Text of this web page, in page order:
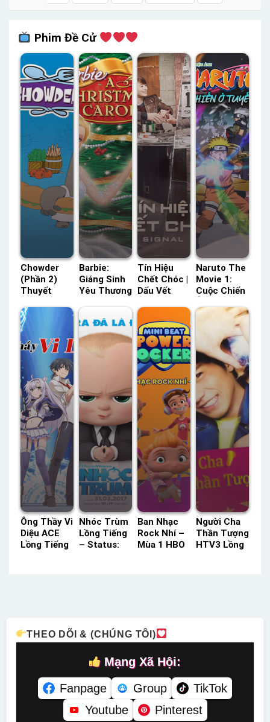
Phim Đề Cử
Chowder
(Phần 2)
Thuyết
Status: 35 /
35 Thuyết
Minh
Barbie:
Giáng Sinh
Yêu Thương
Minh –
Status: HD
Thuyết
Minh
Tín Hiệu
Chết Chóc |
Dấu Vết
Thuyết
Minh –
Status: 16 /
16 Thuyết
Minh
Naruto The
Movie 1:
Cuộc Chiến
Quốc HTV3
Lồng Tiếng
– Status:
HD Lồng
Tiếng
Ông Thầy Vi
Diệu ACE
Lồng Tiếng
Nhóc Trùm
Lồng Tiếng
– Status:
Ban Nhạc
Rock Nhí –
Mùa 1 HBO
Người Cha
Thần Tượng
HTV3 Lồng
THEO DÕI & (CHÚNG TÔI)
Mạng Xã Hội:
Fanpage
Group
TikTok
Youtube
Pinterest